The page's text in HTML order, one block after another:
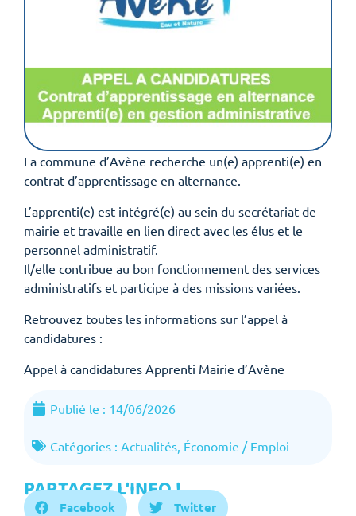
La commune d’Avène recherche un(e) apprenti(e) en
contrat d’apprentissage en alternance.
L’apprenti(e) est intégré(e) au sein du secrétariat de
mairie et travaille en lien direct avec les élus et le
personnel administratif.
Il/elle contribue au bon fonctionnement des services
administratifs et participe à des missions variées.
Retrouvez toutes les informations sur l’appel à
candidatures :
Appel à candidatures Apprenti Mairie d’Avène
Publié le : 14/06/2026
Catégories : Actualités Économie / Emploi
PARTAGEZ L'INFO !
Facebook Twitter